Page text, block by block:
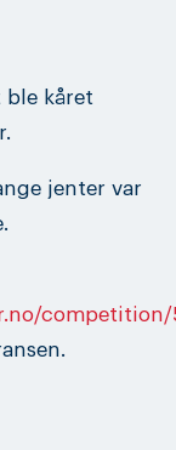
ble kåret
jenter var
competition/